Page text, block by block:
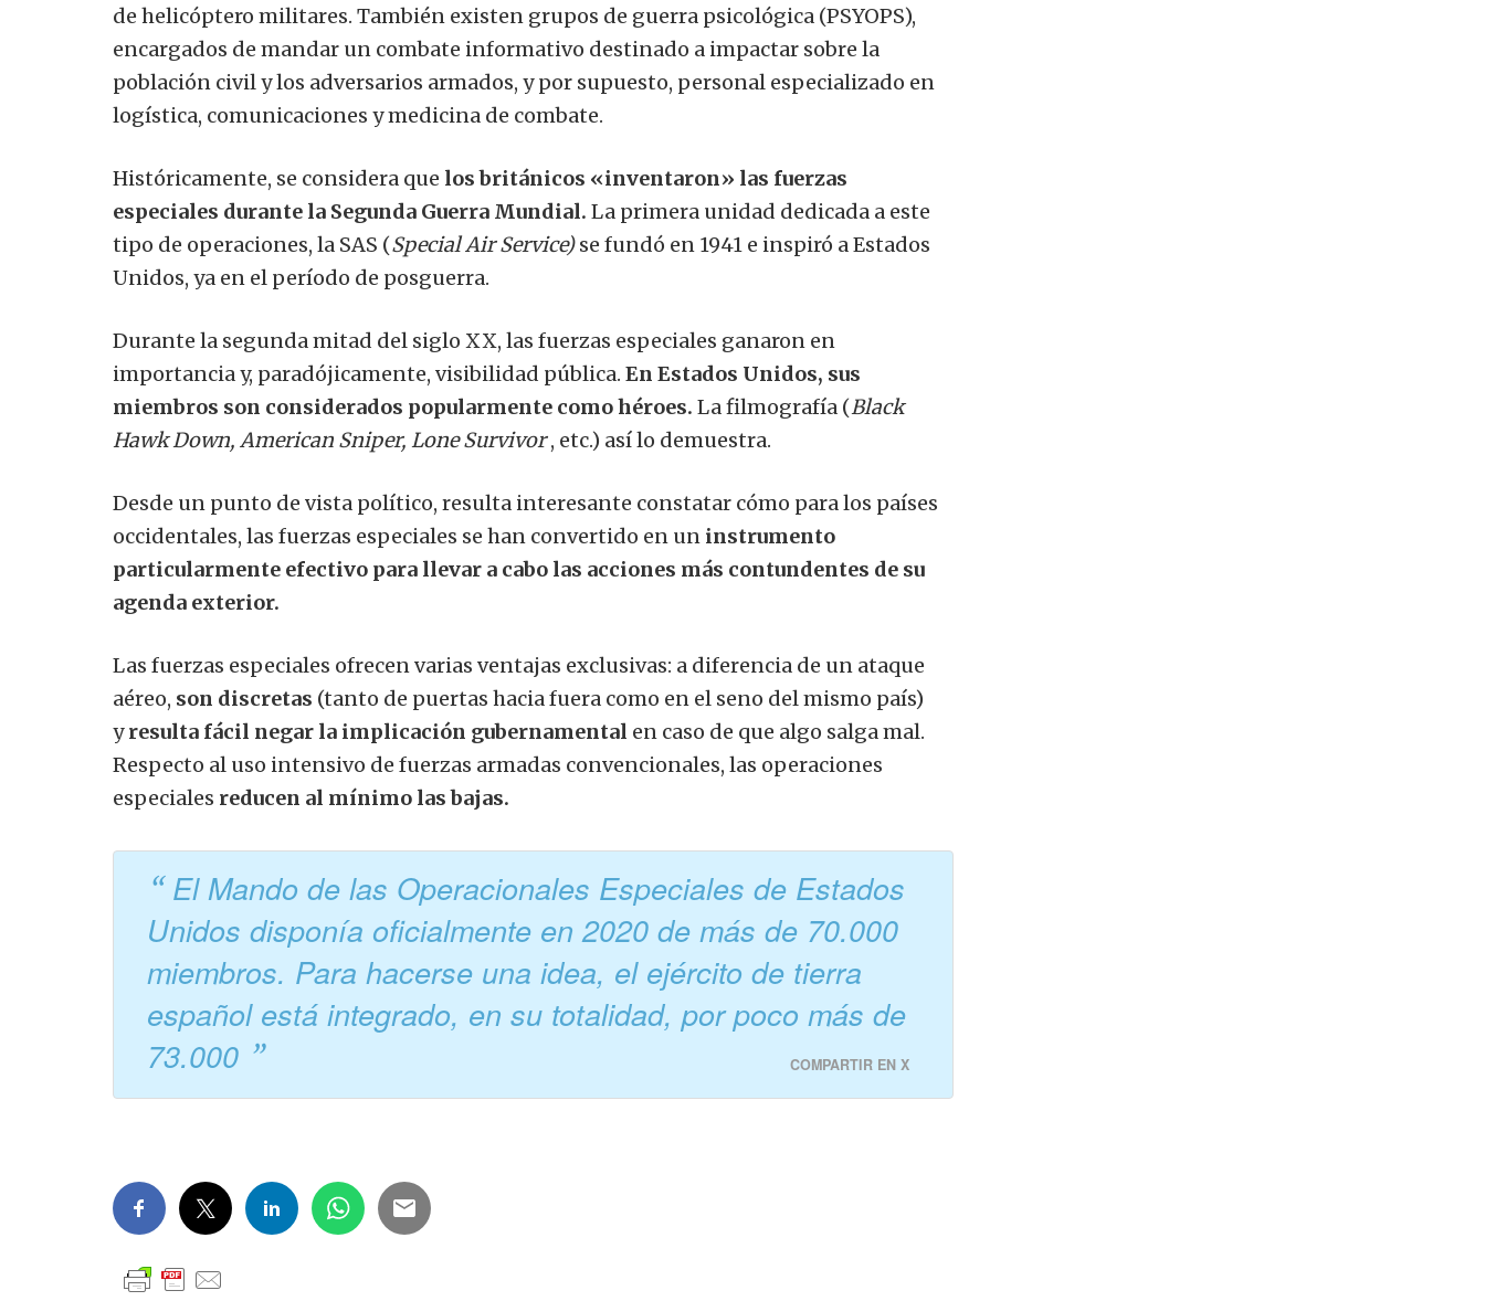
de helicóptero militares. También existen grupos de guerra psicológica (PSYOPS),
encargados de mandar un combate informativo destinado a impactar sobre la
población civil y los adversarios armados, y por supuesto, personal especializado en
logística, comunicaciones y medicina de combate.
Históricamente, se considera que los británicos «inventaron» las fuerzas
especiales durante la Segunda Guerra Mundial. La primera unidad dedicada a este
tipo de operaciones, la SAS (Special Air Service)se fundó en 1941 e inspiró a Estados
Unidos, ya en el período de posguerra.
Durante la segunda mitad del siglo XX, las fuerzas especiales ganaron en
importancia y, paradójicamente, visibilidad pública. En Estados Unidos, sus
miembros son considerados popularmente como héroes. La filmografía (Black
Hawk Down, American Sniper, Lone Survivor , etc.) así lo demuestra.
Desde un punto de vista político, resulta interesante constatar cómo para los países
occidentales, las fuerzas especiales se han convertido en un instrumento
particularmente efectivo para llevar a cabo las acciones más contundentes de su
agenda exterior.
Las fuerzas especiales ofrecen varias ventajas exclusivas: a diferencia de un ataque
aéreo, son discretas (tanto de puertas hacia fuera como en el seno del mismo país)
y resulta fácil negar la implicación gubernamental en caso de que algo salga mal.
Respecto al uso intensivo de fuerzas armadas convencionales, las operaciones
especiales reducen al mínimo las bajas.
El Mando de las Operacionales Especiales de Estados
Unidos disponía oficialmente en 2020 de más de 70.000
miembros. Para hacerse una idea, el ejército de tierra
español está integrado, en su totalidad, por poco más de
73.000
COMPARTIR EN X